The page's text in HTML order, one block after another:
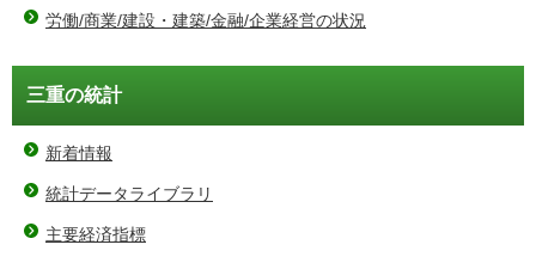
労働/商業/建設・建築/金融/企業経営の状況
三重の統計
新着情報
統計データライブラリ
主要経済指標